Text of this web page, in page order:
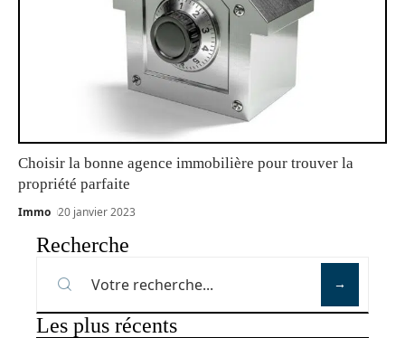
Choisir la bonne agence immobilière pour trouver la
propriété parfaite
Immo 20 janvier 2023
Recherche
Les plus récents